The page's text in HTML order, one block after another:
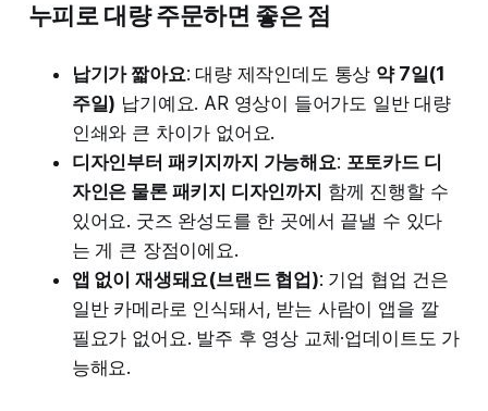
누피로 대량 주문하면 좋은 점
납기가 짧아요: 대량 제작인데도 통상 약 7일(1
주일) 납기예요. AR 영상이 들어가도 일반 대량
인쇄와 큰 차이가 없어요.
디자인부터 패키지까지 가능해요: 포토카드 디
자인은 물론 패키지 디자인까지 함께 진행할 수
있어요. 굿즈 완성도를 한 곳에서 끝낼 수 있다
는 게 큰 장점이에요.
앱 없이 재생돼요(브랜드 협업): 기업 협업 건은
일반 카메라로 인식돼서, 받는 사람이 앱을 깔
필요가 없어요. 발주 후 영상 교체·업데이트도 가
능해요.